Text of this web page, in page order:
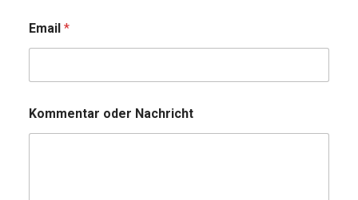
Email *
Kommentar oder Nachricht